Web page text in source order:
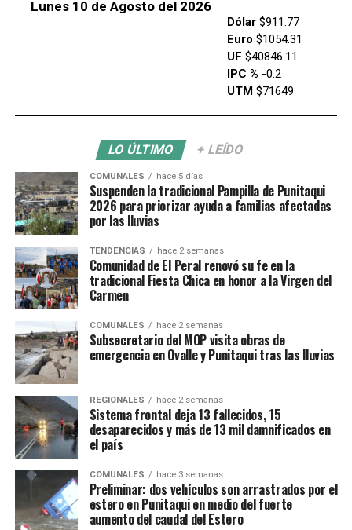
Lunes 10 de Agosto del 2026
Dólar$911.77
Euro $1054.31
UF $40846.11
IPC % -0.2
UTM $71649
LO ÚLTIMO + LEÍDO
COMUNALES hace 5 días
Suspenden la tradicional Pampilla de Punitaqui
2026 para priorizar ayuda a familias afectadas
por las lluvias
TENDENCIAS hace 2 semanas
Comunidad de El Peral renovó su fe en la
tradicional Fiesta Chica en honor a la Virgen del
Carmen
COMUNALES hace 2 semanas
Subsecretario del MOP visita obras de
emergencia en Ovalle y Punitaqui tras las lluvias
REGIONALES hace 2 semanas
Sistema frontal deja 13 fallecidos, 15
desaparecidos y más de 13 mil damnificados en
el país
COMUNALES hace 3 semanas
Preliminar: dos vehículos son arrastrados por el
estero en Punitaqui en medio del fuerte
aumento del caudal del Estero